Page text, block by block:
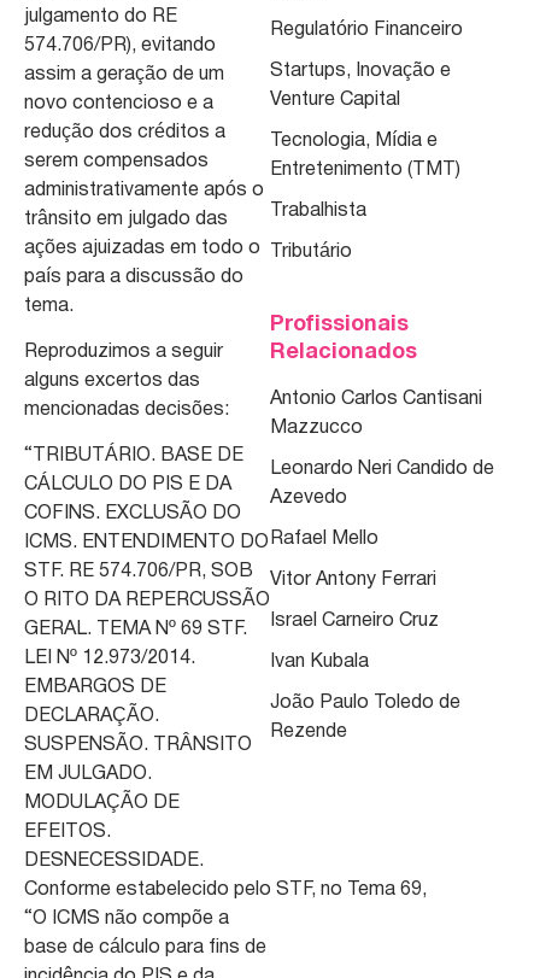
julgamento do RE
574.706/PR), evitando
assim a geração de um
novo contencioso e a
redução dos créditos a
serem compensados
administrativamente após o
trânsito em julgado das
ações ajuizadas em todo o
país para a discussão do
tema.
Reproduzimos a seguir
alguns excertos das
mencionadas decisões:
“TRIBUTÁRIO. BASE DE
CÁLCULO DO PIS E DA
COFINS. EXCLUSÃO DO
ICMS. ENTENDIMENTO DO
STF. RE 574.706/PR, SOB
O RITO DA REPERCUSSÃO
GERAL. TEMA Nº 69 STF.
LEI Nº 12.973/2014.
EMBARGOS DE
DECLARAÇÃO.
SUSPENSÃO. TRÂNSITO
EM JULGADO.
MODULAÇÃO DE
EFEITOS.
DESNECESSIDADE.
Conforme estabelecido pelo STF, no Tema 69,
“O ICMS não compõe a
base de cálculo para fins de
Regulatório Financeiro
Startups, Inovação e
Venture Capital
Tecnologia, Mídia e
Entretenimento (TMT)
Trabalhista
Tributário
Profissionais
Relacionados
Antonio Carlos Cantisani
Mazzucco
Leonardo Neri Candido de
Azevedo
Rafael Mello
Vitor Antony Ferrari
Israel Carneiro Cruz
Ivan Kubala
João Paulo Toledo de
Rezende